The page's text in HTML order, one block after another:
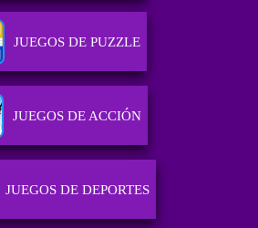
JUEGOS DE PUZZLE
JUEGOS DE ACCIÓN
JUEGOS DE DEPORTES